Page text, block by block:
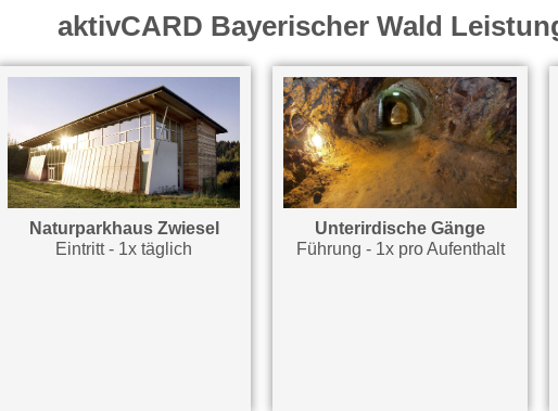
aktivCARD Bayerischer Wald
Naturparkhaus Zwiesel
Eintritt - 1x täglich
Unterirdische Gänge
Führung - 1x pro Aufenthalt